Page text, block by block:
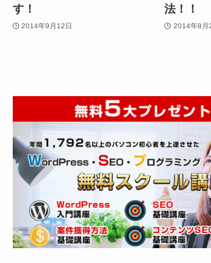
す！
2014年9月12日
法！！
2014年8月